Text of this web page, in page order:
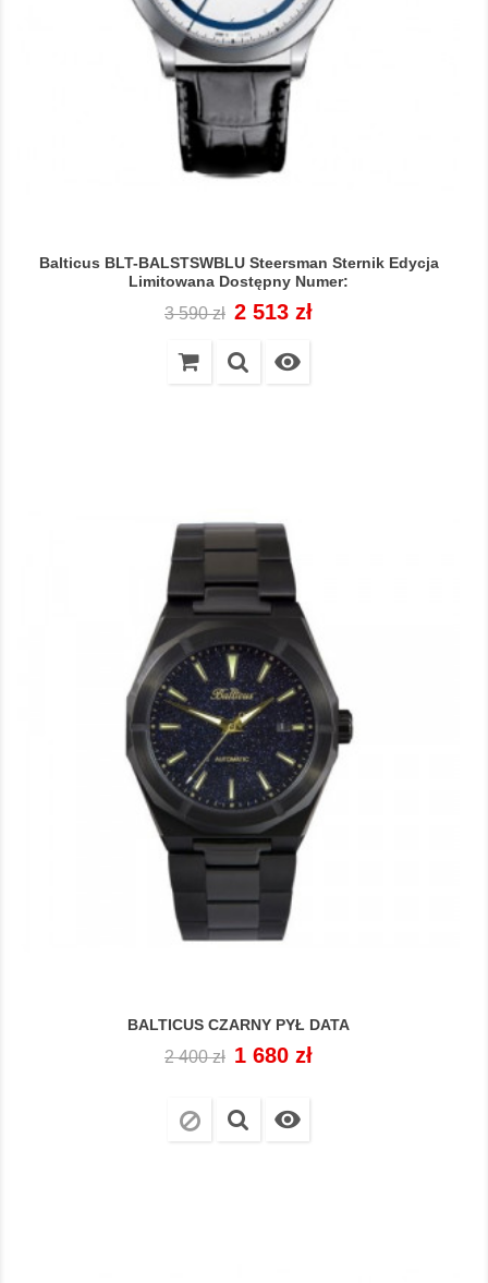
Balticus BLT-BALSTSWBLU Steersman Sternik Edycja
Limitowana Dostępny Numer:
Cena
3 590 zł Cena
2 513 zł

BALTICUS CZARNY PYŁ DATA
Cena
2 400 zł Cena
1 680 zł
